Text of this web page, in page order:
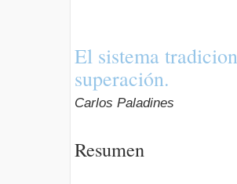
El sistema
superación.
Carlos Paladines
Resumen